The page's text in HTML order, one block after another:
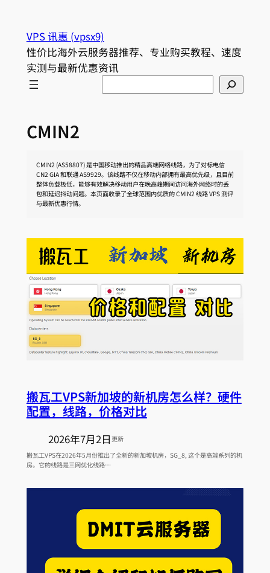
VPS 讯惠 (vpsx9)
性价比海外云服务器推荐、专业购买教程、速度
实测与最新优惠资讯
CMIN2
CMIN2 (AS58807) 是中国移动推出的精品高端网络线路，为了对标电信
CN2 GIA 和联通 AS9929。该线路不仅在移动内部拥有最高优先级，且目前
整体负载极低，能够有效解决移动用户在晚高峰期间访问海外网络时的丢
包和延迟抖动问题。本页面收录了全球范围内优质的 CMIN2 线路 VPS 测评
与最新优惠行情。
搬瓦工VPS新加坡的新机房怎么样？硬件
配置，线路，价格对比
2026年7月2日 更新
搬瓦工VPS在2026年5月份推出了全新的新加坡机房，SG_8, 这个是高端系列的机
房。它的线路是三网优化线路…